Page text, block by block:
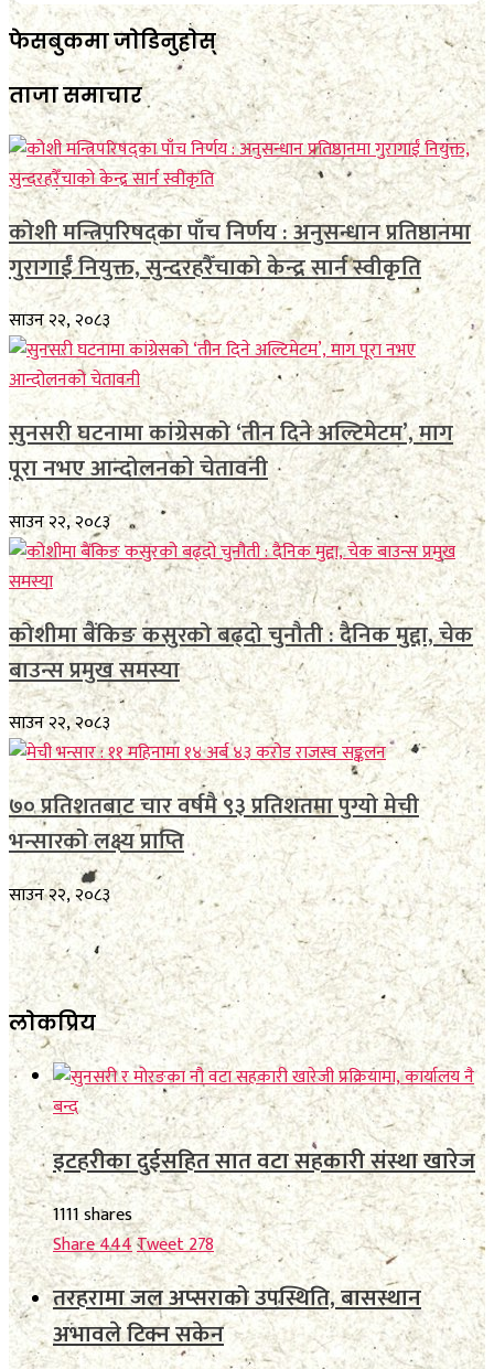
फेसबुकमा जाेडिनुहाेस्
ताजा समाचार
कोशी मन्त्रिपरिषद्का पाँच निर्णय : अनुसन्धान प्रतिष्ठानमा
गुरागाईं नियुक्त, सुन्दरहरैँचाको केन्द्र सार्न स्वीकृति
साउन २२, २०८३
सुनसरी घटनामा कांग्रेसको ‘तीन दिने अल्टिमेटम’, माग
पूरा नभए आन्दोलनको चेतावनी
साउन २२, २०८३
कोशीमा बैंकिङ कसुरको बढ्दो चुनौती : दैनिक मुद्दा, चेक
बाउन्स प्रमुख समस्या
साउन २२, २०८३
७० प्रतिशतबाट चार वर्षमै ९३ प्रतिशतमा पुग्यो मेची
भन्सारको लक्ष्य प्राप्ति
साउन २२, २०८३
लाेकप्रिय
इटहरीका दुईसहित सात वटा सहकारी संस्था खारेज
1111 shares
Share444Tweet278
तरहरामा जल अप्सराको उपस्थिति, बासस्थान
अभावले टिक्न सकेन